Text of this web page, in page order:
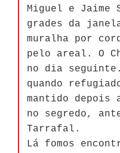
Miguel e Jaime
grades da
muralha por
pelo areal. O
no dia
quando
mantido depois
no segredo,
Tarrafal.
Lá fomos